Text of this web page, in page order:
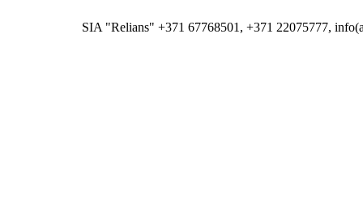
SIA "Relians" +371 67768501, +371 22075777,